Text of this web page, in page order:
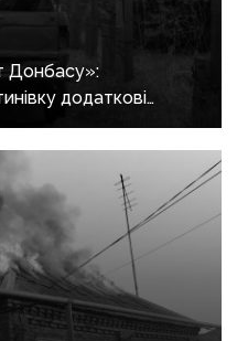
Донбасу»:
додаткові
тритонними